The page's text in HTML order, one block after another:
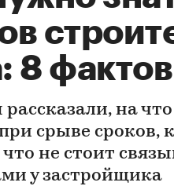
8 фактов
рассказали, на
срыве сроков,
что не стоит
у застройщика